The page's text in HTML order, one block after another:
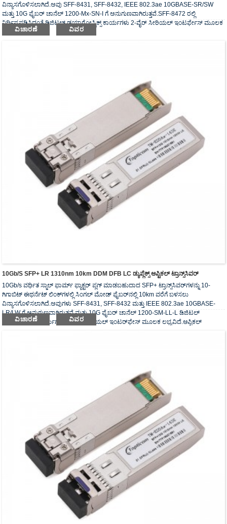
ವಿನ್ಯಾಸಗೊಳಿಸಲಾಗಿದೆ.ಅವು SFF-8431, SFF-8432, IEEE 802.3ae 10GBASE-SR/SW
ಮತ್ತು 10G ಫೈಬರ್ ಚಾನೆಲ್ 1200-Mx-SN-I ಗೆ ಅನುಗುಣವಾಗಿರುತ್ತವೆ.SFF-8472 ರಲ್ಲಿ
ನಿರ್ದಿಷ್ಟಪಡಿಸಿದಂತೆ ಡಿಜಿಟಲ್ ಡಯಾಗ್ನೋಸ್ಟಿಕ್ಸ್ ಕಾರ್ಯಗಳು 2-ವೈರ್ ಸೀರಿಯಲ್ ಇಂಟರ್ಫೇಸ್ ಮೂಲಕ
ಲಭ್ಯವಿದೆ.ವಿಚಾರಣೆ ವಿವರ
10Gb/s SFP+ LR 1310nm 10km DDM DFB LC ಡ್ಯುಪ್ಲೆಕ್ಸ್ ಆಪ್ಟಿಕಲ್ ಟ್ರಾನ್ಸ್‌ಸಿವರ್
10Gb/s ವರ್ಧಿತ ಸ್ಮಾಲ್ ಫಾರ್ಮ್ ಫ್ಯಾಕ್ಟರ್ ಪ್ಲಗ್ ಮಾಡಬಹುದಾದ SFP+ ಟ್ರಾನ್ಸ್‌ಸಿವರ್‌ಗಳನ್ನು 10-
ಗಿಗಾಬಿಟ್ ಈಥರ್ನೆಟ್ ಲಿಂಕ್‌ಗಳಲ್ಲಿ ಸಿಂಗಲ್ ಮೋಡ್ ಫೈಬರ್‌ನಲ್ಲಿ 10km ವರೆಗೆ ಬಳಸಲು
ವಿನ್ಯಾಸಗೊಳಿಸಲಾಗಿದೆ.ಅವುಗಳು SFF-8431, SFF-8432 ಮತ್ತು IEEE 802.3ae 10GBASE-
LR/LW ಗೆ ಅನುಗುಣವಾಗಿರುತ್ತವೆ ಮತ್ತು 10G ಫೈಬರ್ ಚಾನೆಲ್ 1200-SM-LL-L ಡಿಜಿಟಲ್
ಡಯಾಗ್ನೋಸ್ಟಿಕ್ಸ್ ಕಾರ್ಯಗಳು 2-ವೈರ್ ಸೀರಿಯಲ್ ಇಂಟರ್‌ಫೇಸ್ ಮೂಲಕ ಲಭ್ಯವಿದೆ.ಆಪ್ಟಿಕಲ್
ವಿಚಾರಣೆ ವಿವರ